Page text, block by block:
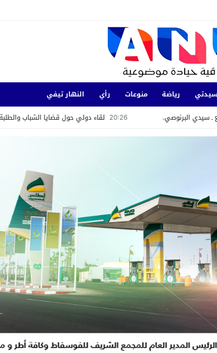
سيدتي رياضة منوعات رأي
النهار تيفي
20:26 لقاء دولي حول قضايا الشباب والطلبة بالمنتدى